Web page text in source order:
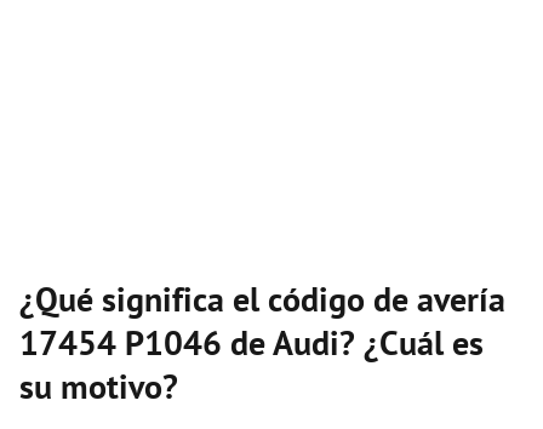
¿Qué significa el código de avería
17454 P1046 de Audi? ¿Cuál es
su motivo?